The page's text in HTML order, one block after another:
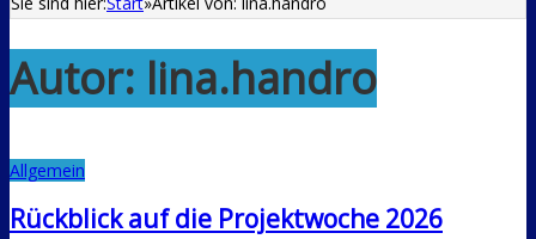
Autor: lina.handro
Allgemein
Rückblick auf die Projektwoche 2026